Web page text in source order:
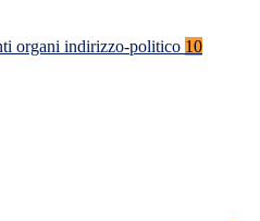
organi indirizzo-politico 10